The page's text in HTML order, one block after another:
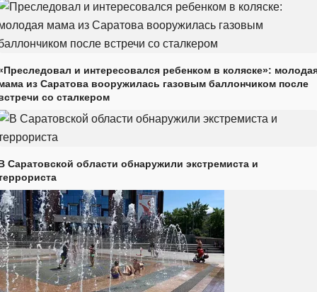
и интересовался ребенком в коляске»:
из Саратова вооружилась газовым баллончиком после
со сталкером
Саратовской области обнаружили экстремиста и